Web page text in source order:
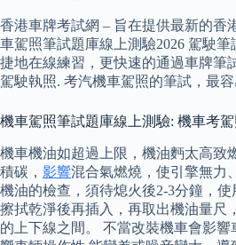
香港車牌考試網 – 旨在提供最新的香
車駕照筆試題庫線上測驗2026 駕駛
捷地在線練習，更快速的通過車牌筆
駕駛執照. 考汽機車駕照的筆試，最
機車駕照筆試題庫線上測驗: 機車考駕
機車機油如超過上限，機油麪太高致
積碳， 影響混合氣燃燒，使引擎無力
機油的檢查，須待熄火後2-3分鐘，
擦拭乾淨後再插入，再取出機油量尺
的上下線之間。 不當改裝機車會影